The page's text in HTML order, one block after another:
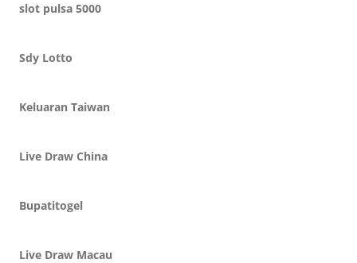
slot pulsa 5000
Sdy Lotto
Keluaran Taiwan
Live Draw China
Bupatitogel
Live Draw Macau